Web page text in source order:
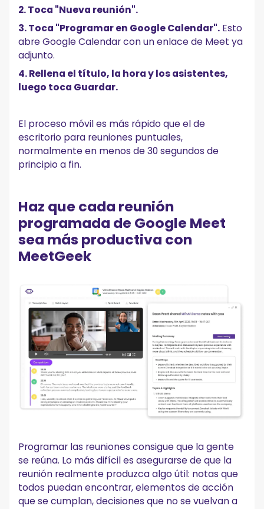
2. Toca "Nueva reunión".
3. Toca "Programar en Google Calendar". Esto
abre Google Calendar con un enlace de Meet ya
adjunto.
4. Rellena el título, la hora y los asistentes,
luego toca Guardar.
El proceso móvil es más rápido que el de
escritorio para reuniones puntuales,
normalmente en menos de 30 segundos de
principio a fin.
Haz que cada reunión
programada de Google Meet
sea más productiva con
MeetGeek
Programar las reuniones consigue que la gente
se reúna. Lo más difícil es asegurarse de que la
reunión realmente produzca algo útil: notas que
todos puedan encontrar, elementos de acción
que se cumplan, decisiones que no se vuelvan a